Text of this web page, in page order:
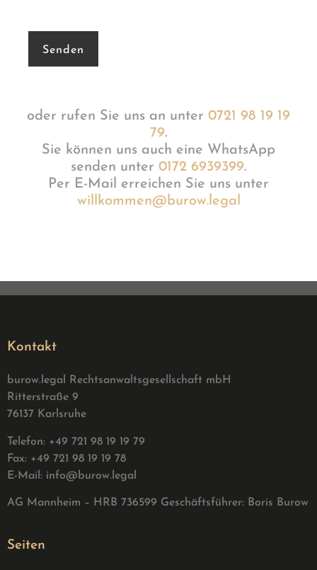
oder rufen Sie uns an unter 0721 98 19 19
79.
Sie können uns auch eine WhatsApp
senden unter 0172 6939399.
Per E-Mail erreichen Sie uns unter
willkommen@burow.legal
Kontakt
burow.legal Rechtsanwaltsgesellschaft mbH
Ritterstraße 9
76137 Karlsruhe
Telefon: +49 721 98 19 19 79
Fax: +49 721 98 19 19 78
E-Mail: info@burow.legal
AG Mannheim – HRB 736599 Geschäftsführer: Boris Burow
Seiten